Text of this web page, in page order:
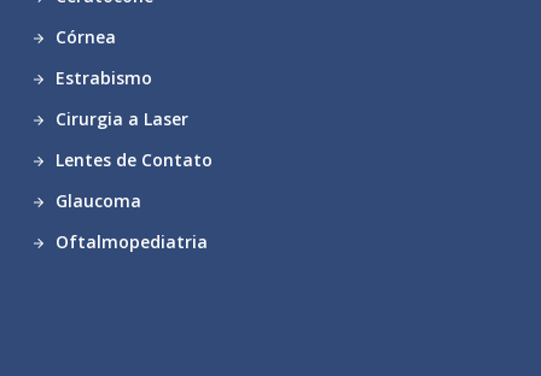
Córnea
Estrabismo
Cirurgia a Laser
Lentes de Contato
Glaucoma
Oftalmopediatria